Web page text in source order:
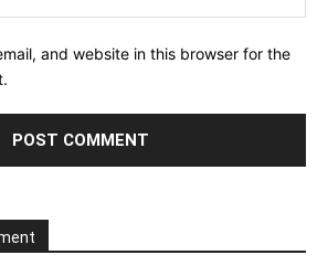
and website in this browser for the